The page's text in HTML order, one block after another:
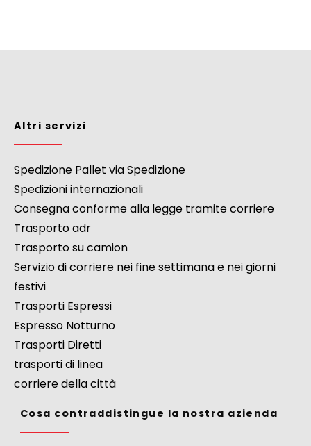
Altri servizi
Spedizione Pallet via Spedizione
Spedizioni internazionali
Consegna conforme alla legge tramite corriere
Trasporto adr
Trasporto su camion
Servizio di corriere nei fine settimana e nei giorni
festivi
Trasporti Espressi
Espresso Notturno
Trasporti Diretti
trasporti di linea
corriere della città
Cosa contraddistingue la nostra azienda